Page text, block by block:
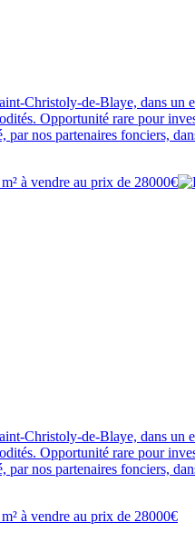
Christoly-de-Blaye, dans
Opportunité rare pour
nos partenaires fonciers,
Christoly-de-Blaye, dans
Opportunité rare pour
nos partenaires fonciers,